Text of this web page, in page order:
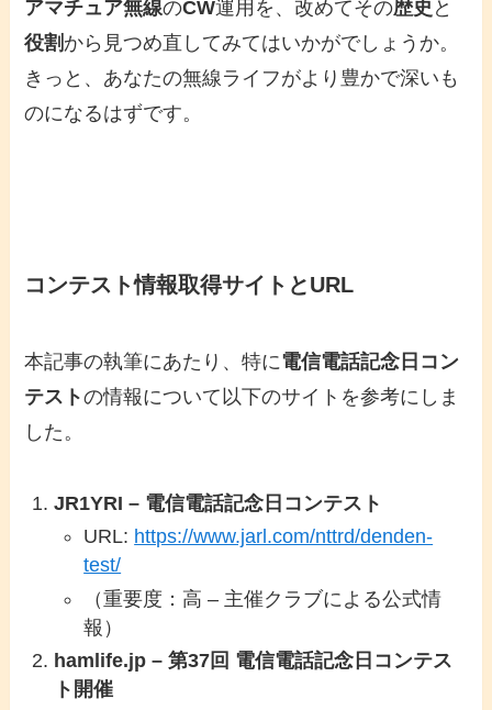
アマチュア無線のCW運用を、改めてその歴史 と
役割 から見つめ直してみてはいかがでしょうか。
きっと、あなたの無線ライフがより豊かで深いも
のになるはずです。
コンテスト情報取得サイトとURL
本記事の執筆にあたり、特に電信電話記念日コン
テストの情報について以下のサイトを参考にしま
した。
JR1YRI – 電信電話記念日コンテスト
URL: https://www.jarl.com/nttrd/denden-
test/
（重要度：高 – 主催クラブによる公式情
報）
hamlife.jp – 第37回 電信電話記念日コンテス
ト開催